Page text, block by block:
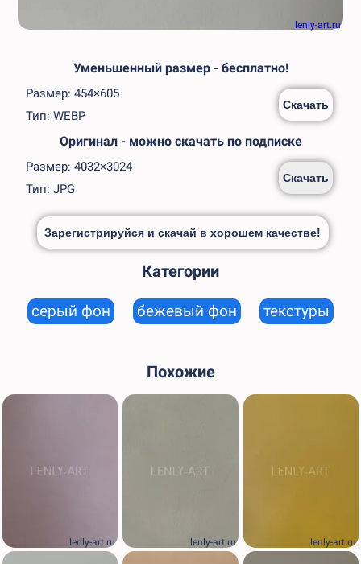
lenly-art.ru
Уменьшенный размер - бесплатно!
Размер: 454×605
Тип: WEBP
Скачать
Оригинал - можно скачать по подписке
Размер: 4032×3024
Тип: JPG
Скачать
Зарегистрируйся и скачай в хорошем качестве!
Категории
серый фон бежевый фон текстуры
Похожие
lenly-art.ru lenly-art.ru lenly-art.ru